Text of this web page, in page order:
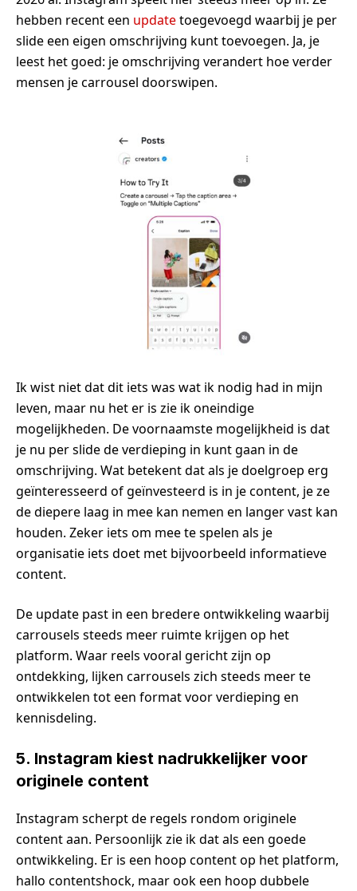
hebben recent een updatetoegevoegd waarbij je per
slide een eigen omschrijving kunt toevoegen. Ja, je
leest het goed: je omschrijving verandert hoe verder
mensen je carrousel doorswipen.
Ik wist niet dat dit iets was wat ik nodig had in mijn
leven, maar nu het er is zie ik oneindige
mogelijkheden. De voornaamste mogelijkheid is dat
je nu per slide de verdieping in kunt gaan in de
omschrijving. Wat betekent dat als je doelgroep erg
geïnteresseerd of geïnvesteerd is in je content, je ze
de diepere laag in mee kan nemen en langer vast kan
houden. Zeker iets om mee te spelen als je
organisatie iets doet met bijvoorbeeld informatieve
content.
De update past in een bredere ontwikkeling waarbij
carrousels steeds meer ruimte krijgen op het
platform. Waar reels vooral gericht zijn op
ontdekking, lijken carrousels zich steeds meer te
ontwikkelen tot een format voor verdieping en
kennisdeling.
5. Instagram kiest nadrukkelijker voor
originele content
Instagram scherpt de regels rondom originele
content aan. Persoonlijk zie ik dat als een goede
ontwikkeling. Er is een hoop content op het platform,
hallo contentshock, maar ook een hoop dubbele